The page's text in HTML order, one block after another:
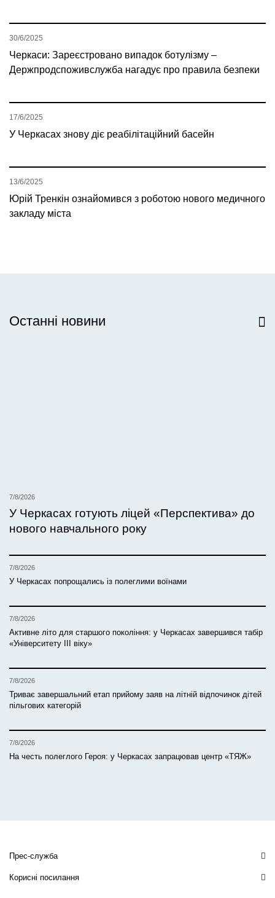
Черкаси: Зареєстровано випадок ботулізму –
Держпродспоживслужба нагадує про правила безпеки
30/6/2025
У Черкасах знову діє реабілітаційний басейн
17/6/2025
Юрій Тренкін ознайомився з роботою нового медичного
закладу міста
13/6/2025
Останні новини
7/8/2026
У Черкасах готують ліцей «Перспектива» до
нового навчального року
7/8/2026
У Черкасах попрощались із полеглими воїнами
7/8/2026
Активне літо для старшого покоління: у Черкасах завершився табір
«Університету ІІІ віку»
7/8/2026
Триває завершальний етап прийому заяв на літній відпочинок дітей
пільгових категорій
7/8/2026
На честь полеглого Героя: у Черкасах запрацював центр «ТЯЖ»
Прес-служба
Корисні посилання